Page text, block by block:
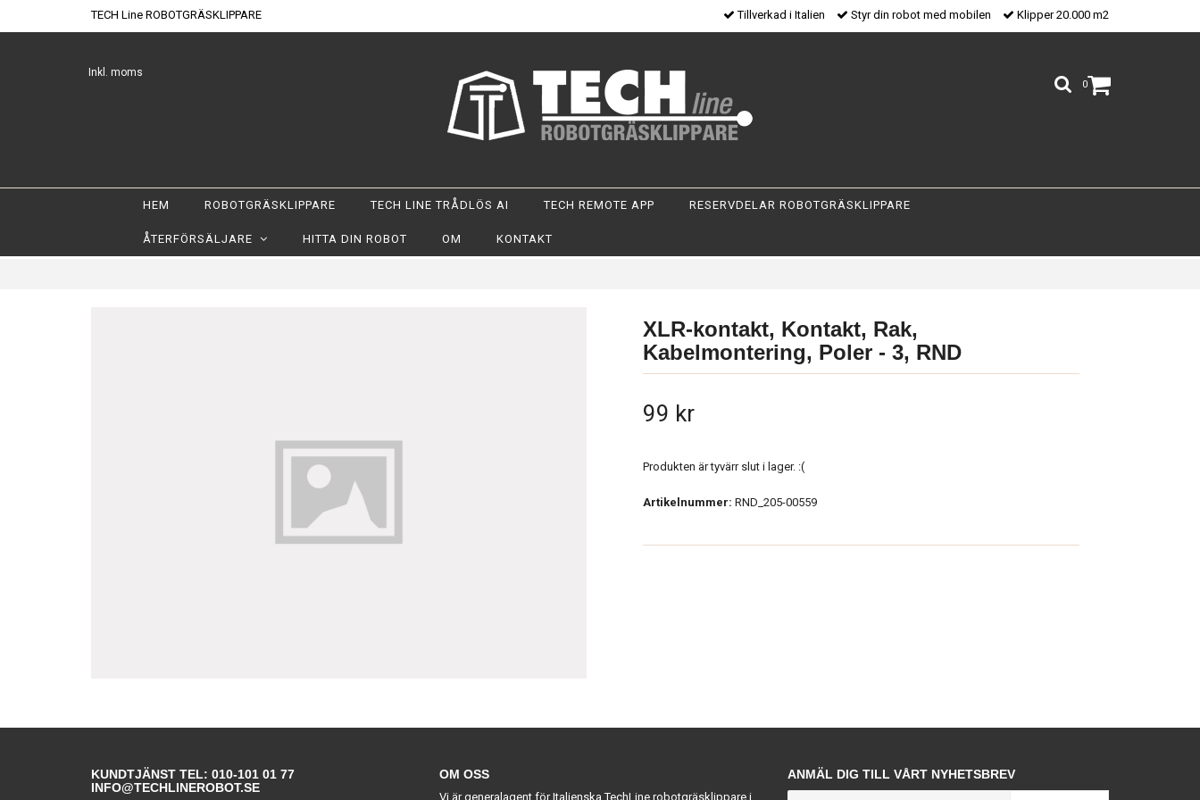
TECH Line ROBOTGRÄSKLIPPARE Tillverkad i Italien Styr din robot med mobilen Klipper 20.000 m2
0
Inkl. moms
HEM ROBOTGRÄSKLIPPARE TECH LINE TRÅDLÖS AI TECH REMOTE APP RESERVDELAR ROBOTGRÄSKLIPPARE
ÅTERFÖRSÄLJARE HITTA DIN ROBOT OM KONTAKT
XLR-kontakt, Kontakt, Rak,
Kabelmontering, Poler - 3, RND
99 kr
Produkten är tyvärr slut i lager. :(
Artikelnummer: RND_205-00559
KUNDTJÄNST TEL: 010-101 01 77
INFO@TECHLINEROBOT.SE
OM OSS
Vi är generalagent för Italienska TechLine robotgräsklippare i
ANMÄL DIG TILL VÅRT NYHETSBREV